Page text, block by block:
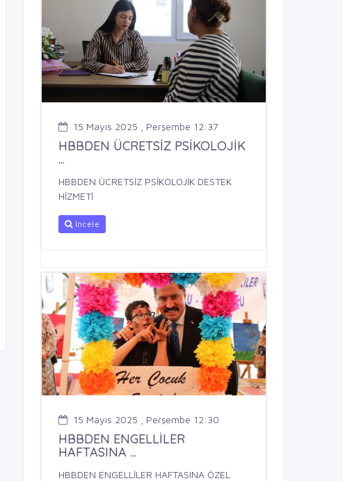
15 Mayıs 2025 , Perşembe 12:37
HBBDEN ÜCRETSİZ PSİKOLOJİK
...
HBBDEN ÜCRETSİZ PSİKOLOJİK DESTEK
HİZMETİ
İncele
15 Mayıs 2025 , Perşembe 12:30
HBBDEN ENGELLİLER
HAFTASINA ...
HBBDEN ENGELLİLER HAFTASINA ÖZEL